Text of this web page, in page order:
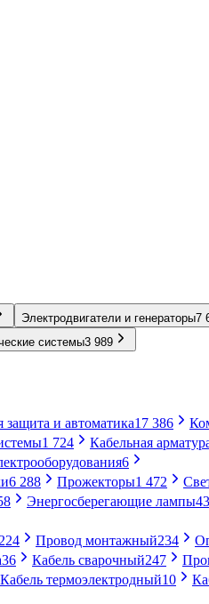
Электродвигатели и генераторы7
системы3 989
защита и автоматика17 386
1 724 Кабельная
6
6 288 Прожекторы1 472
Энергосберегающие лампы
224 Провод монтажный234
36 Кабель сварочный247
Кабель термоэлектродный10